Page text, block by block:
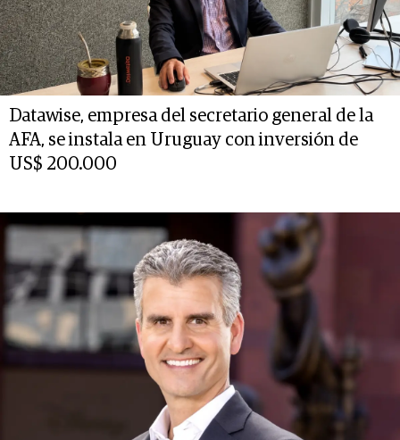
Datawise, empresa del secretario general de la
AFA, se instala en Uruguay con inversión de
US$ 200.000